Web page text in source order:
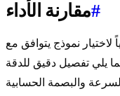
مقارنة الأداء#
لاختيار نموذج يتوافق مع
يلي تفصيل دقيق للدقة